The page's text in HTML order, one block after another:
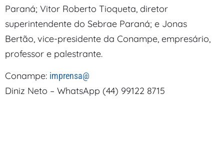
Paraná; Vitor Roberto Tioqueta, diretor
superintendente do Sebrae Paraná; e Jonas
Bertão, vice-presidente da Conampe, empresário,
professor e palestrante.
Conampe: imprensa@
Diniz Neto – WhatsApp (44) 99122 8715